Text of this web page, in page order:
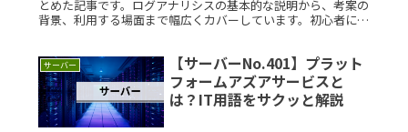
とめた記事です。ログアナリシスの基本的な説明から、考案の
背景、利用する場面まで幅広くカバーしています。初心者にも
サーバー
【サーバーNo.401】プラット
フォームアズアサービスと
は？IT用語をサクッと解説